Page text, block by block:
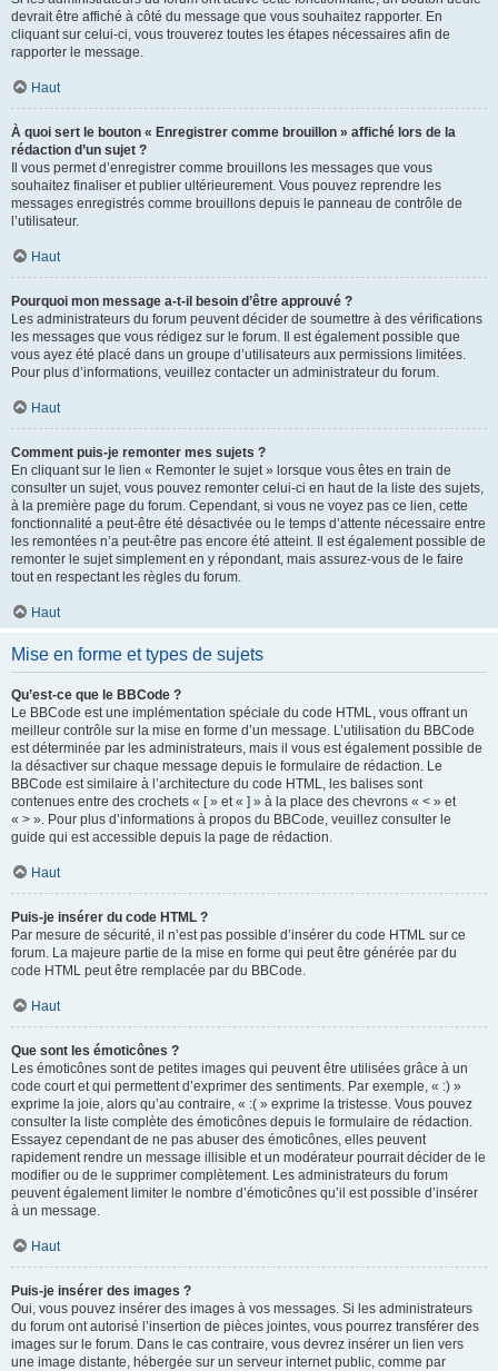
devrait être affiché à côté du message que vous souhaitez rapporter. En
cliquant sur celui-ci, vous trouverez toutes les étapes nécessaires afin de
rapporter le message.
Haut
À quoi sert le bouton « Enregistrer comme brouillon » affiché lors de la
rédaction d’un sujet ?
Il vous permet d’enregistrer comme brouillons les messages que vous
souhaitez finaliser et publier ultérieurement. Vous pouvez reprendre les
messages enregistrés comme brouillons depuis le panneau de contrôle de
l’utilisateur.
Haut
Pourquoi mon message a-t-il besoin d’être approuvé ?
Les administrateurs du forum peuvent décider de soumettre à des vérifications
les messages que vous rédigez sur le forum. Il est également possible que
vous ayez été placé dans un groupe d’utilisateurs aux permissions limitées.
Pour plus d’informations, veuillez contacter un administrateur du forum.
Haut
Comment puis-je remonter mes sujets ?
En cliquant sur le lien « Remonter le sujet » lorsque vous êtes en train de
consulter un sujet, vous pouvez remonter celui-ci en haut de la liste des sujets,
à la première page du forum. Cependant, si vous ne voyez pas ce lien, cette
fonctionnalité a peut-être été désactivée ou le temps d’attente nécessaire entre
les remontées n’a peut-être pas encore été atteint. Il est également possible de
remonter le sujet simplement en y répondant, mais assurez-vous de le faire
tout en respectant les règles du forum.
Haut
Mise en forme et types de sujets
Qu’est-ce que le BBCode ?
Le BBCode est une implémentation spéciale du code HTML, vous offrant un
meilleur contrôle sur la mise en forme d’un message. L’utilisation du BBCode
est déterminée par les administrateurs, mais il vous est également possible de
la désactiver sur chaque message depuis le formulaire de rédaction. Le
BBCode est similaire à l’architecture du code HTML, les balises sont
contenues entre des crochets « [ » et « ] » à la place des chevrons « < » et
« > ». Pour plus d’informations à propos du BBCode, veuillez consulter le
guide qui est accessible depuis la page de rédaction.
Haut
Puis-je insérer du code HTML ?
Par mesure de sécurité, il n’est pas possible d’insérer du code HTML sur ce
forum. La majeure partie de la mise en forme qui peut être générée par du
code HTML peut être remplacée par du BBCode.
Haut
Que sont les émoticônes ?
Les émoticônes sont de petites images qui peuvent être utilisées grâce à un
code court et qui permettent d’exprimer des sentiments. Par exemple, « :) »
exprime la joie, alors qu’au contraire, « :( » exprime la tristesse. Vous pouvez
consulter la liste complète des émoticônes depuis le formulaire de rédaction.
Essayez cependant de ne pas abuser des émoticônes, elles peuvent
rapidement rendre un message illisible et un modérateur pourrait décider de le
modifier ou de le supprimer complètement. Les administrateurs du forum
peuvent également limiter le nombre d’émoticônes qu’il est possible d’insérer
à un message.
Haut
Puis-je insérer des images ?
Oui, vous pouvez insérer des images à vos messages. Si les administrateurs
du forum ont autorisé l’insertion de pièces jointes, vous pourrez transférer des
images sur le forum. Dans le cas contraire, vous devrez insérer un lien vers
une image distante, hébergée sur un serveur internet public, comme par